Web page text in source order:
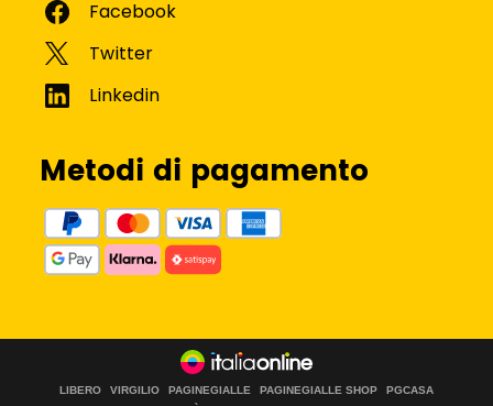
Metodi di pagamento
LIBERO VIRGILIO PAGINEGIALLE PAGINEGIALLE SHOP
PGCASA